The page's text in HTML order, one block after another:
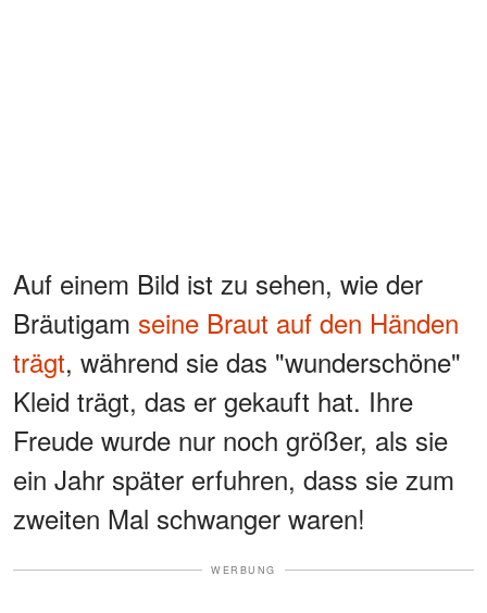
Auf einem Bild ist zu sehen, wie der
Bräutigam seine Braut auf den Händen
trägt, während sie das "wunderschöne"
Kleid trägt, das er gekauft hat. Ihre
Freude wurde nur noch größer, als sie
ein Jahr später erfuhren, dass sie zum
zweiten Mal schwanger waren!
WERBUNG